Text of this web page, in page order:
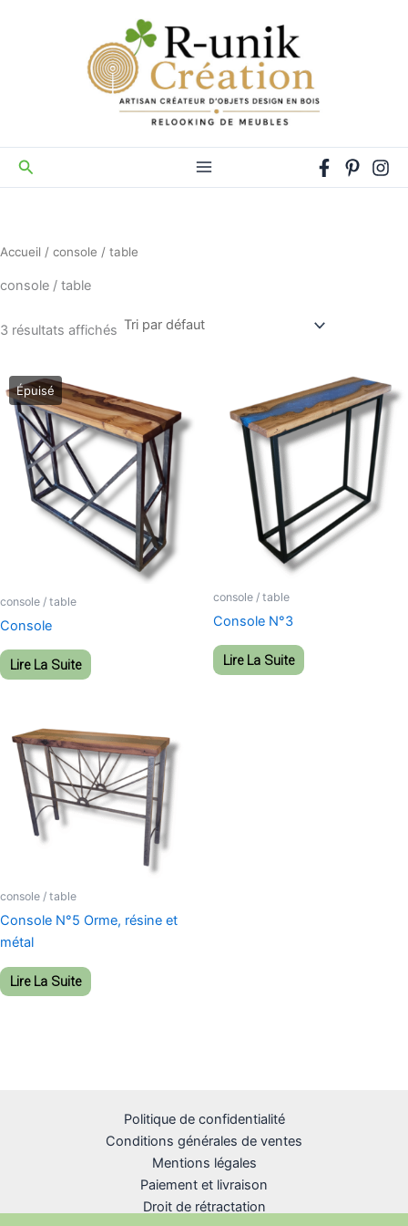
Rechercher
Accueil / console / table
console / table
3 résultats affichés
console / table
Console
Lire La Suite
console / table
Console N°3
Lire La Suite
console / table
Console N°5 Orme, résine et
métal
Lire La Suite
Politique de confidentialité
Conditions générales de ventes
Mentions légales
Paiement et livraison
Droit de rétractation